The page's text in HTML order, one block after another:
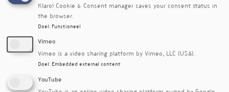
Nieuwsbriefartikel
Onderzoek
Editienummer
Klaro! Cookie & Consent manager saves your consent status in
the browser.
Doel : Functioneel
Vimeo
Vimeo is a video sharing platform by Vimeo, LLC (USA).
Doel : Embedded external content
YouTube